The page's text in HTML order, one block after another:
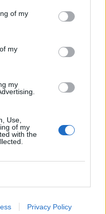
of my
my
my
Use,
of my
with the
Privacy Policy